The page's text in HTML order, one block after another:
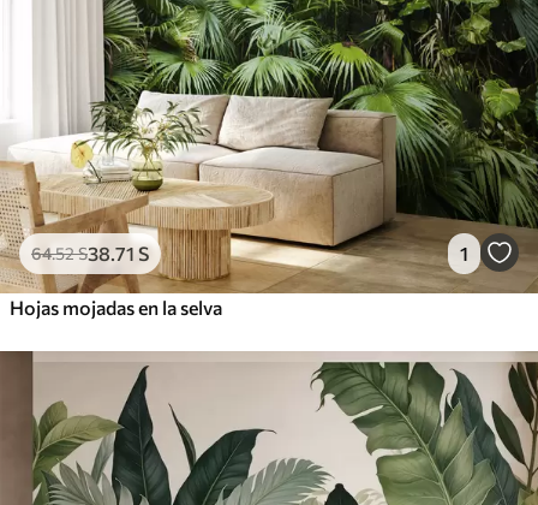
64.52S38.71 S 1
Hojas mojadas en la selva